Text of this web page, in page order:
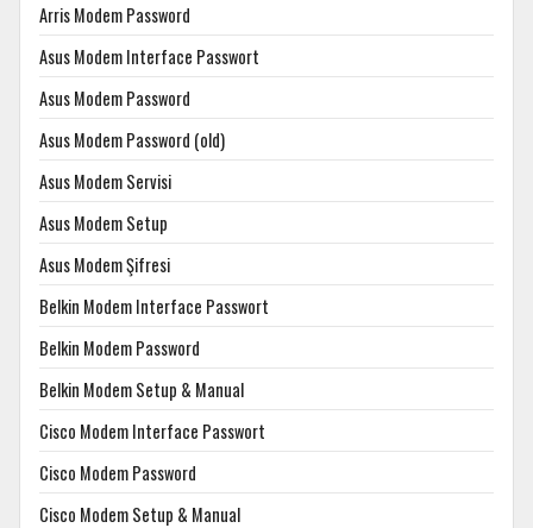
Arris Modem Password
Asus Modem Interface Passwort
Asus Modem Password
Asus Modem Password (old)
Asus Modem Servisi
Asus Modem Setup
Asus Modem Şifresi
Belkin Modem Interface Passwort
Belkin Modem Password
Belkin Modem Setup & Manual
Cisco Modem Interface Passwort
Cisco Modem Password
Cisco Modem Setup & Manual